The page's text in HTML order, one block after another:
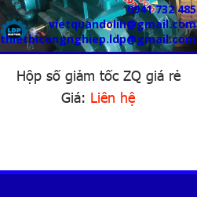
0941 732 485
vietquandolin@gmail.com
thietbicongnghiep.ldp@gmail.com
Hộp số giảm tốc ZQ giá rẻ
Giá: Liên hệ